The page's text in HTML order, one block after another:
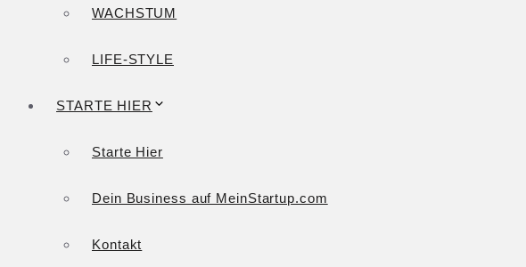
WACHSTUM
LIFE-STYLE
STARTE HIER
Starte Hier
Dein Business auf MeinStartup.com
Kontakt